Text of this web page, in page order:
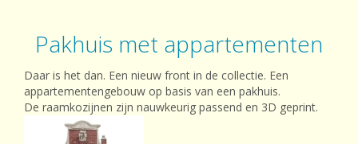
Pakhuis met appartementen
Daar is het dan. Een nieuw front in de collectie. Een
appartementengebouw op basis van een pakhuis.
De raamkozijnen zijn nauwkeurig passend en 3D geprint.